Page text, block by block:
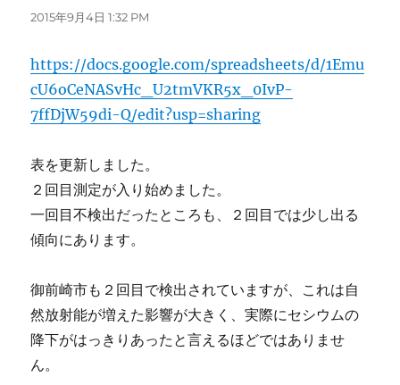
り:
2015年9月4日 1:32 PM
https://docs.google.com/spreadsheets/d/1Emu
cU6oCeNASvHc_U2tmVKR5x_0IvP-
7ffDjW59di-Q/edit?usp=sharing
表を更新しました。
２回目測定が入り始めました。
一回目不検出だったところも、２回目では少し出る
傾向にあります。
御前崎市も２回目で検出されていますが、これは自
然放射能が増えた影響が大きく、実際にセシウムの
降下がはっきりあったと言えるほどではありませ
ん。